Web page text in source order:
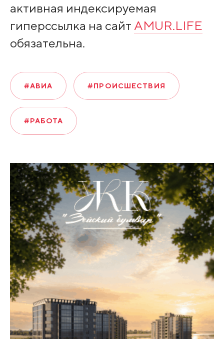
активная индексируемая
гиперссылка на сайт AMUR.LIFE
обязательна.
#АВИА #ПРОИСШЕСТВИЯ
#РАБОТА